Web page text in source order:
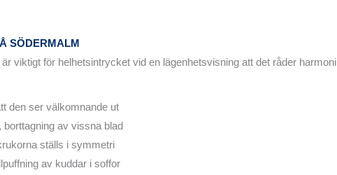
SÖDERMALM
viktigt för helhetsintrycket vid en lägenhetsvisning att det råder harmoni
den ser välkomnande ut
av vissna blad
ställs i symmetri
av kuddar i soffor